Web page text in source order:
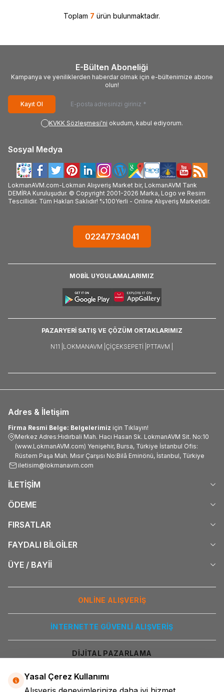
Toplam 7 ürün bulunmaktadır.
E-Bülten Aboneliği
Kampanya ve yeniliklerden haberdar olmak için e-bültenimize abone
olun!
Kayıt Ol
KVKK Sözleşmesi'ni okudum, kabul ediyorum.
Sosyal Medya
LokmanAVM.com-Lokman Alışveriş Market bir, LokmanAVM Tarık
DEMİRA Kuruluşudur. © Copyright 2001-2026 Marka, Logo ve Resim
Tescillidir. Tüm Hakları Saklıdır! %100Yerli - Online Alışveriş Marketidir.
02247734041
MOBİL UYGULAMALARIMIZ
PAZARYERİ SATIŞ VE ÇÖZÜM ORTAKLARIMIZ
N11 | LOKMANAVM | ÇIÇEKSEPETI | PTTAVM |
Adres & İletişim
Firma Resmi Belge: Belgelerimiz için Tıklayın!
Merkez Adres:Hıdırbali Mah. Hacı Hasan Sk. LokmanAVM Sit. No:10
(www.LokmanAVM.com) Yenişehir, Bursa, Türkiye İstanbul Ofis:
Rüstem Paşa Mah. Mısır Çarşısı No:Bilâ Eminönü, İstanbul, Türkiye
iletisim@lokmanavm.com
İLETİŞİM
ÖDEME
FIRSATLAR
FAYDALI BİLGİLER
ÜYE / BAYİİ
ONLİNE ALIŞVERİŞ
İNTERNETTE GÜVENLİ ALIŞVERİŞ
DİJİTAL PAZARLAMA
Yasal Çerez Kullanımı